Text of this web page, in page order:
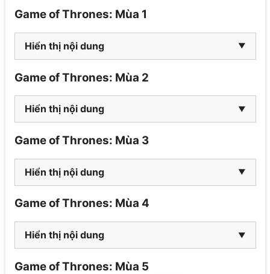
Game of Thrones: Mùa 1
Hiển thị nội dung
Game of Thrones: Mùa 2
Hiển thị nội dung
Game of Thrones: Mùa 3
Hiển thị nội dung
Game of Thrones: Mùa 4
Hiển thị nội dung
Game of Thrones: Mùa 5